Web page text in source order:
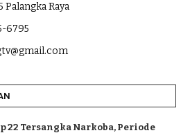
Palangka Raya
6795
22 Tersangka Narkoba, Periode